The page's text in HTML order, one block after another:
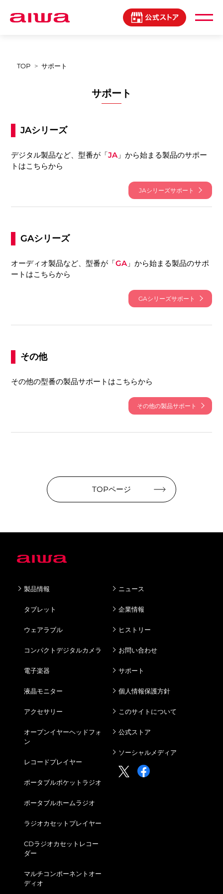
製品登録マイページ
TOP サポート
サポート
JAシリーズ
デジタル製品など、型番が「JA」から始まる製品のサポー
トはこちらから
JAシリーズサポート
GAシリーズ
オーディオ製品など、型番が「GA」から始まる製品のサポ
ートはこちらから
GAシリーズサポート
その他
その他の型番の製品サポートはこちらから
その他の製品サポート
TOPページ
製品情報
タブレット
ウェアラブル
コンパクトデジタルカメラ
電子楽器
液晶モニター
アクセサリー
オープンイヤーヘッドフォ
ン
レコードプレイヤー
ポータブルポケットラジオ
ポータブルホームラジオ
ラジオカセットプレイヤー
CDラジオカセットレコー
ダー
マルチコンポーネントオー
ディオ
ニュース
企業情報
ヒストリー
お問い合わせ
サポート
個人情報保護方針
このサイトについて
公式ストア
ソーシャルメディア